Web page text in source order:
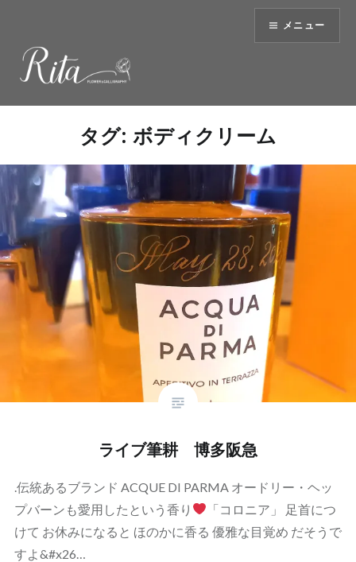
へ
ッ
プ
メニュー
タグ: ボディクリーム
ライブ筆耕 博多阪急
.伝統あるブランド ACQUE DI PARMA オードリー・ヘッ
プバーンも愛用したという香り
「コロニア」 足首につ
けて お休みになると ほのかに香る 優雅な目覚め だそうで
すよ&#x26…